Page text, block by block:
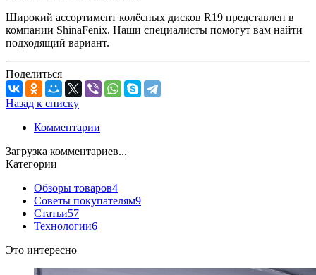
Широкий ассортимент колёсных дисков R19 представлен в
компании ShinaFenix. Наши специалисты помогут вам найти
подходящий вариант.
Поделиться
Назад к списку
Комментарии
Загрузка комментариев...
Категории
Обзоры товаров4
Советы покупателям9
Статьи57
Технологии6
Это интересно